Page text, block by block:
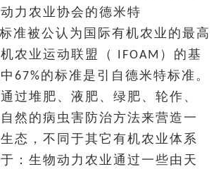
力农业协会的德米特
准被公认为国际有机农业的最高
农业运动联盟（ IFOAM）的基
67%的标准是引自德米特标准。
过堆肥、液肥、绿肥、轮作、
然的病虫害防治方法来营造一
态，不同于其它有机农业体系
：生物动力农业通过一些由天